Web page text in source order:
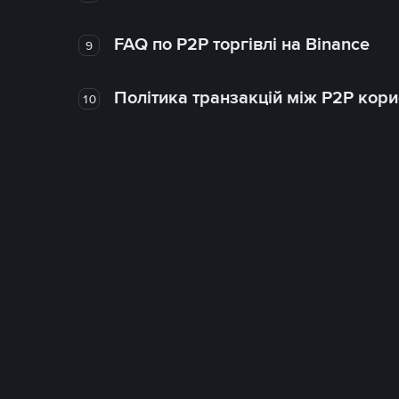
9 FAQ по P2P торгівлі на Binance
10 Політика транзакцій між P2P